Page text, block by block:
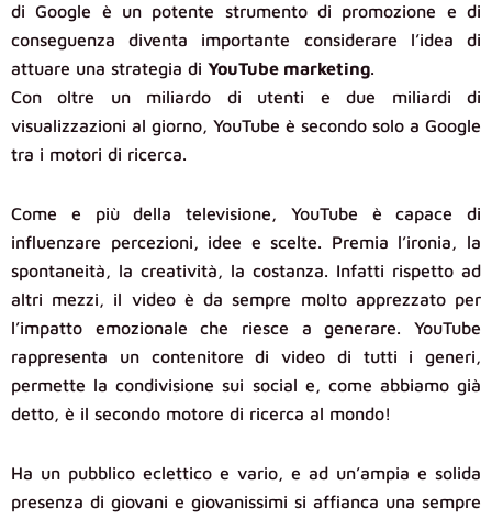
di Google è un potente strumento di promozione e di
conseguenza diventa importante considerare l’idea di
attuare una strategia di YouTube marketing.
Con oltre un miliardo di utenti e due miliardi di
visualizzazioni al giorno, YouTube è secondo solo a Google
tra i motori di ricerca.
Come e più della televisione, YouTube è capace di
influenzare percezioni, idee e scelte. Premia l’ironia, la
spontaneità, la creatività, la costanza. Infatti rispetto ad
altri mezzi, il video è da sempre molto apprezzato per
l’impatto emozionale che riesce a generare. YouTube
rappresenta un contenitore di video di tutti i generi,
permette la condivisione sui social e, come abbiamo già
detto, è il secondo motore di ricerca al mondo!
Ha un pubblico eclettico e vario, e ad un’ampia e solida
presenza di giovani e giovanissimi si affianca una sempre